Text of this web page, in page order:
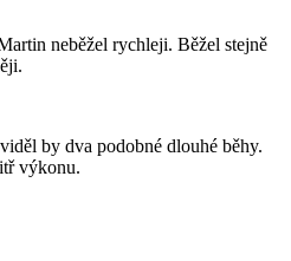
neběžel rychleji. Běžel stejně
by dva podobné dlouhé běhy.
výkonu.